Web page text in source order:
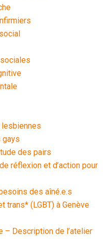
lesbiennes
gays
des pairs
réflexion et d’action pour
des aîné.e.s
trans* (LGBT) à Genève
– Description de l’atelier